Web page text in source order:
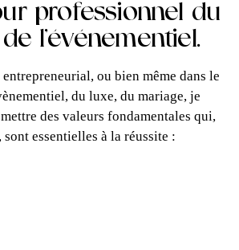
professionnel du
l’événementiel.
ou bien même dans le
du luxe, du mariage, je
des valeurs fondamentales qui,
sont essentielles à la réussite :